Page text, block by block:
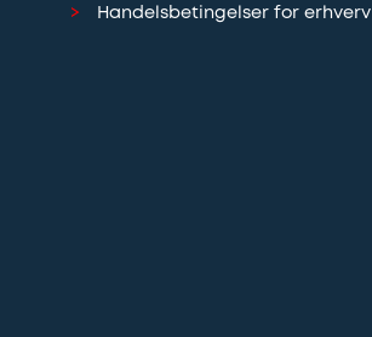
Handelsbetingelser for erhverv